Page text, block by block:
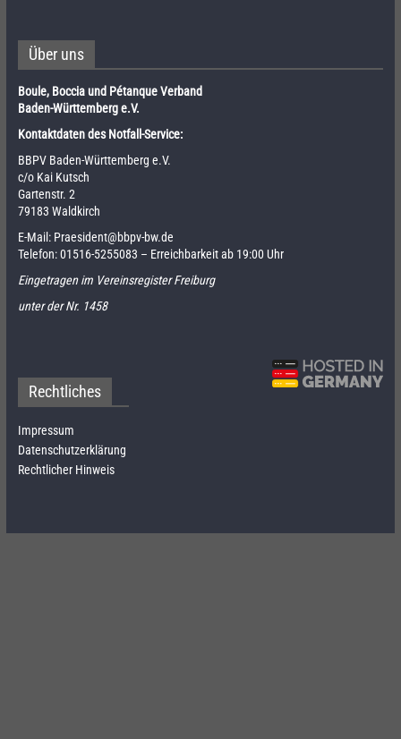
Über uns
Boule, Boccia und Pétanque Verband
Baden-Württemberg e.V.
Kontaktdaten des Notfall-Service:
BBPV Baden-Württemberg e.V.
c/o Kai Kutsch
Gartenstr. 2
79183 Waldkirch
E-Mail: Praesident@bbpv-bw.de
Telefon:01516-5255083 – Erreichbarkeit ab 19:00 Uhr
Eingetragen im Vereinsregister Freiburg
unter der Nr. 1458
Rechtliches
Impressum
Datenschutzerklärung
Rechtlicher Hinweis